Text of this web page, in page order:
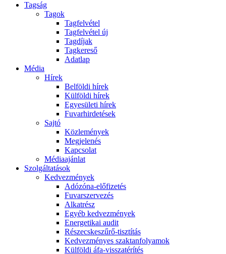
Tagság
Tagok
Tagfelvétel
Tagfelvétel új
Tagdíjak
Tagkereső
Adatlap
Média
Hírek
Belföldi hírek
Külföldi hírek
Egyesületi hírek
Fuvarhirdetések
Sajtó
Közlemények
Megjelenés
Kapcsolat
Médiaajánlat
Szolgáltatások
Kedvezmények
Adózóna-előfizetés
Fuvarszervezés
Alkatrész
Egyéb kedvezmények
Energetikai audit
Részecskeszűrő-tisztítás
Kedvezményes szaktanfolyamok
Külföldi áfa-visszatérítés